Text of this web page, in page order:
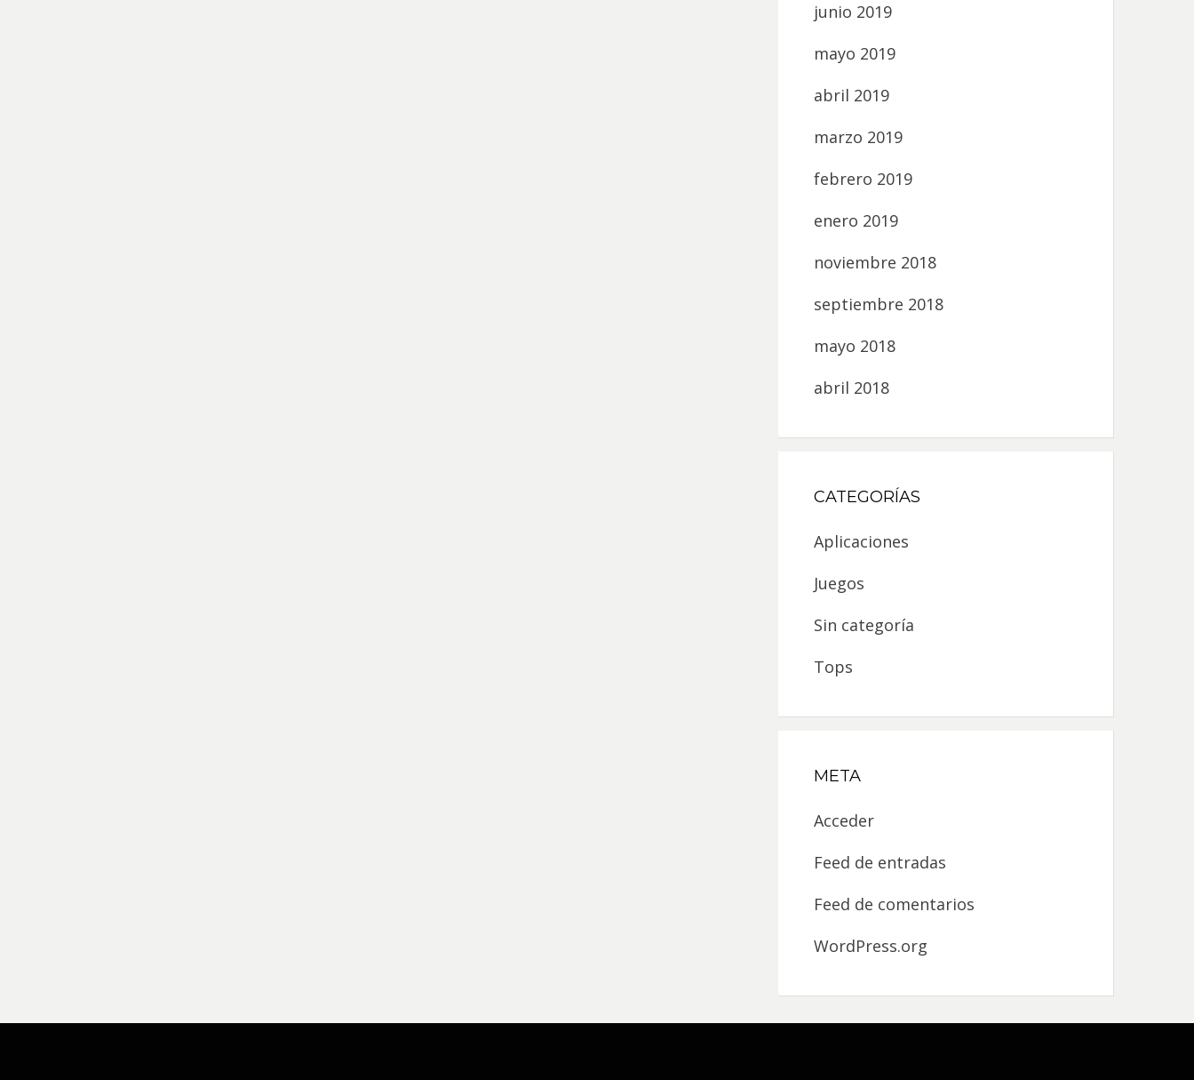
junio 2019
mayo 2019
abril 2019
marzo 2019
febrero 2019
enero 2019
noviembre 2018
septiembre 2018
mayo 2018
abril 2018
CATEGORÍAS
Aplicaciones
Juegos
Sin categoría
Tops
META
Acceder
Feed de entradas
Feed de comentarios
WordPress.org